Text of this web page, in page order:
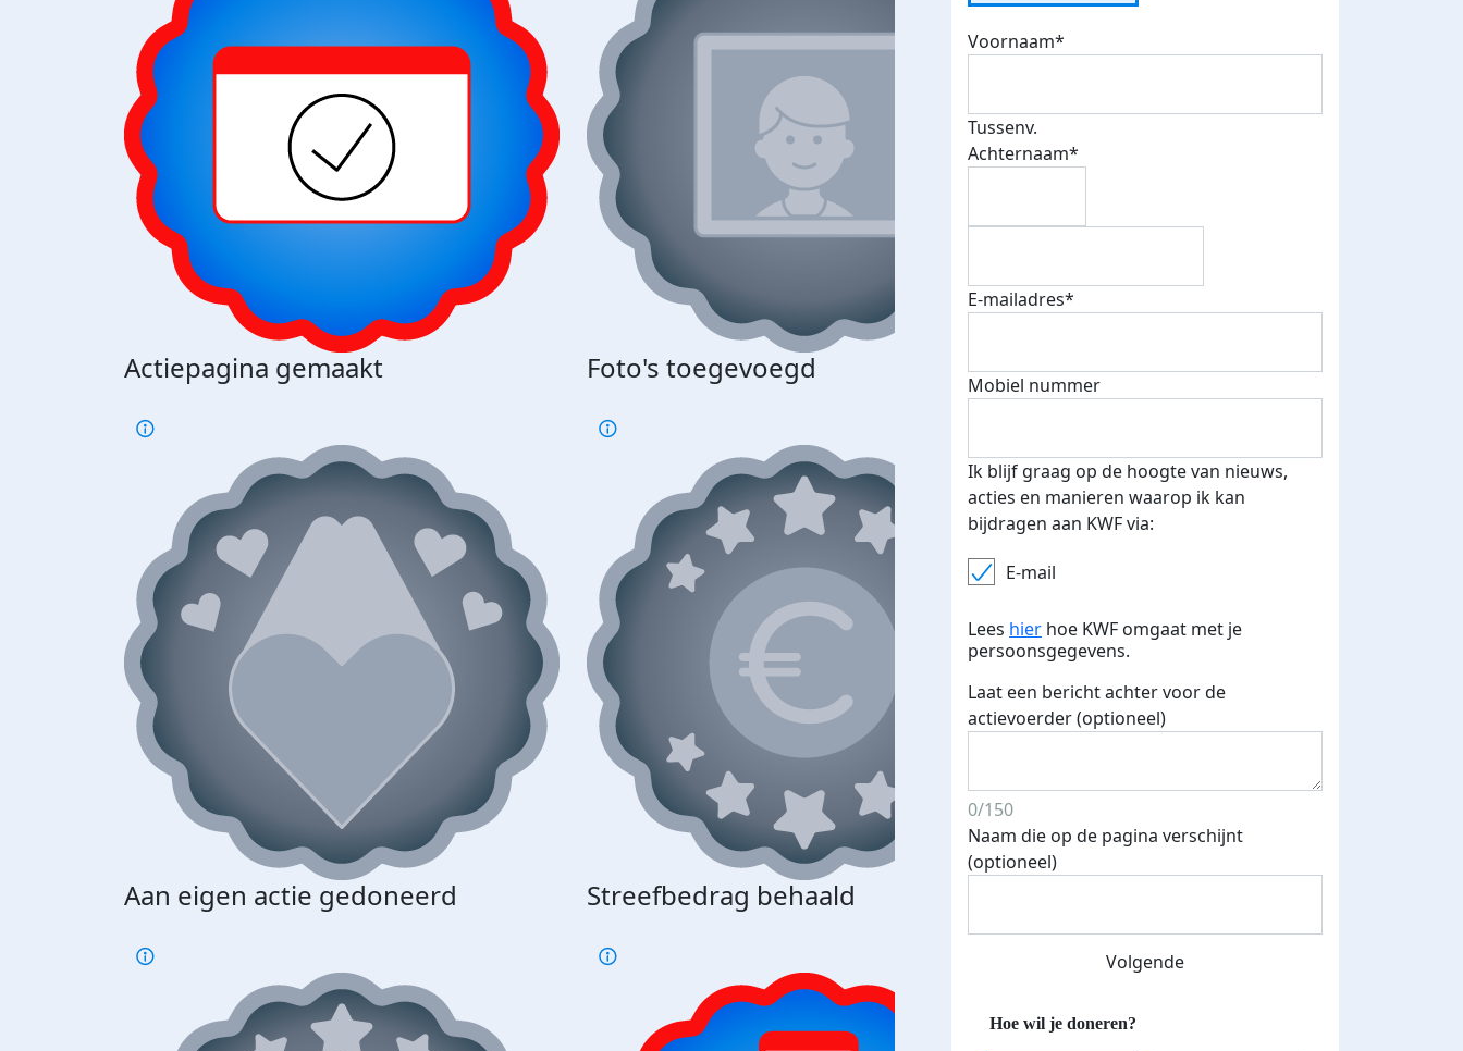
Actiepagina gemaakt Foto's toegevoegd E-mails verstuurd
Aan eigen actie gedoneerd Streefbedrag behaald
€500 euro opgehaald: t-shirt
verdiend
Voornaam*
Tussenv.
Achternaam*
E-mailadres*
Mobiel nummer
Ik blijf graag op de hoogte van nieuws,
acties en manieren waarop ik kan
bijdragen aan KWF via:
E-mail
Lees hier hoe KWF omgaat met je
persoonsgegevens.
Laat een bericht achter voor de
actievoerder (optioneel)
0/150
Naam die op de pagina verschijnt
(optioneel)
Volgende